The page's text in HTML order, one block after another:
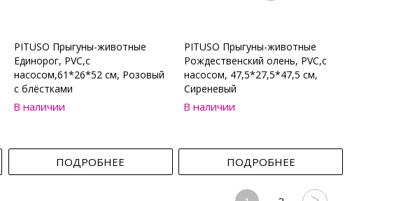
PITUSO Прыгуны-животные
Единорог, PVC,с
насосом,61*26*52 см, Розовый
с блёстками
В наличии
ПОДРОБНЕЕ
PITUSO Прыгуны-животные
Рождественский олень, PVC,с
насосом, 47,5*27,5*47,5 см,
Сиреневый
В наличии
ПОДРОБНЕЕ